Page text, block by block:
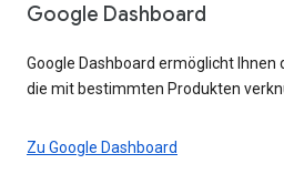
Google Dashboard
Google Dashboard ermöglicht Ihnen
die mit bestimmten Produkten
Zu Google Dashboard